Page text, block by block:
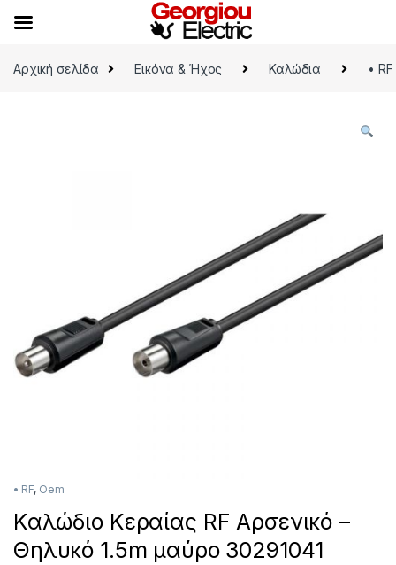
Αρχική σελίδα
Εικόνα & Ήχος Καλώδια • RF
• RF, Oem
Καλώδιο Κεραίας RF Αρσενικό –
Θηλυκό 1.5m μαύρο 30291041